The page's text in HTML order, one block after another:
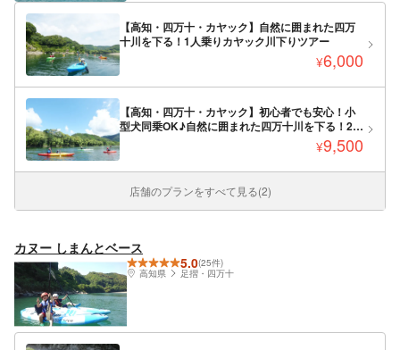
【高知・四万十・カヤック】自然に囲まれた四万
十川を下る！1人乗りカヤック川下りツアー
¥6,000
【高知・四万十・カヤック】初心者でも安心！小
型犬同乗OK♪自然に囲まれた四万十川を下る！2人
¥9,500
店舗のプランをすべて見る(2)
カヌー しまんとベース
5.0(25件)
高知県
足摺・四万十